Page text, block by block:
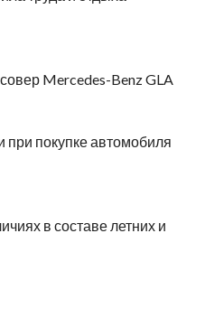
Mercedes-Benz GLA
покупке автомобиля
в составе летних и